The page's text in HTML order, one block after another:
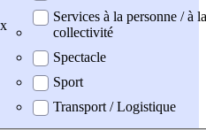
Services à la personne / à la
collectivité
Spectacle
Sport
Transport / Logistique